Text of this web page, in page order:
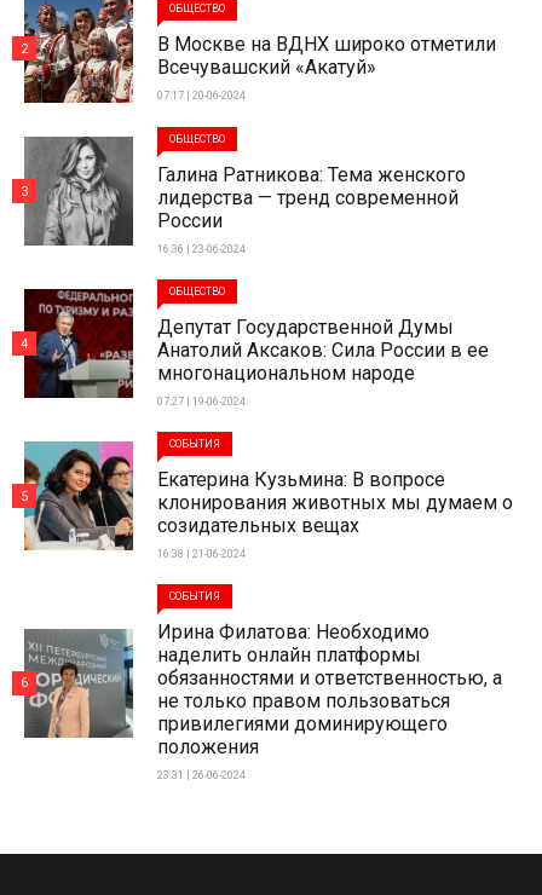
ОБЩЕСТВО
В Москве на ВДНХ широко отметили
Всечувашский «Акатуй»
07:17 | 20-06-2024
2
ОБЩЕСТВО
Галина Ратникова: Тема женского
лидерства — тренд современной
России
16:36 | 23-06-2024
3
ОБЩЕСТВО
Депутат Государственной Думы
Анатолий Аксаков: Сила России в ее
многонациональном народе
07:27 | 19-06-2024
4
СОБЫТИЯ
Екатерина Кузьмина: В вопросе
клонирования животных мы думаем о
созидательных вещах
16:38 | 21-06-2024
5
СОБЫТИЯ
Ирина Филатова: Необходимо
наделить онлайн платформы
обязанностями и ответственностью, а
не только правом пользоваться
привилегиями доминирующего
положения
23:31 | 26-06-2024
6